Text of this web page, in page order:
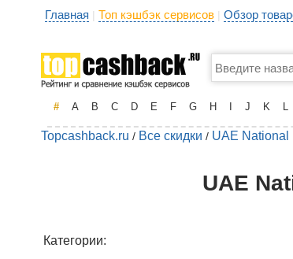
Главная | Топ кэшбэк сервисов | Обзор
# A B C D E F G H J K L
Topcashback.ru / Все скидки / UAE National
UAE
Категории: